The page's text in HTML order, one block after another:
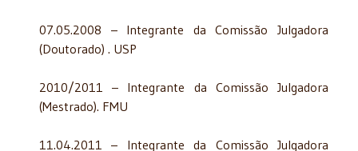
07.05.2008 – Integrante da Comissão Julgadora
(Doutorado) . USP
2010/2011 – Integrante da Comissão Julgadora
(Mestrado). FMU
11.04.2011 – Integrante da Comissão Julgadora